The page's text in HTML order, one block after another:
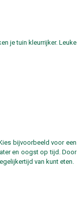
je tuin kleurrijker. Leuke
bijvoorbeeld voor een
en oogst op tijd. Door
van kunt eten.